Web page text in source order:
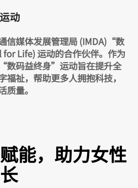
动
信媒体发展管理局 (IMDA)“数
Life) 运动的合作伙伴。作为
数码益终身”运动旨在提升全
福祉，帮助更多人拥抱科技，
质量。
能，助力女性